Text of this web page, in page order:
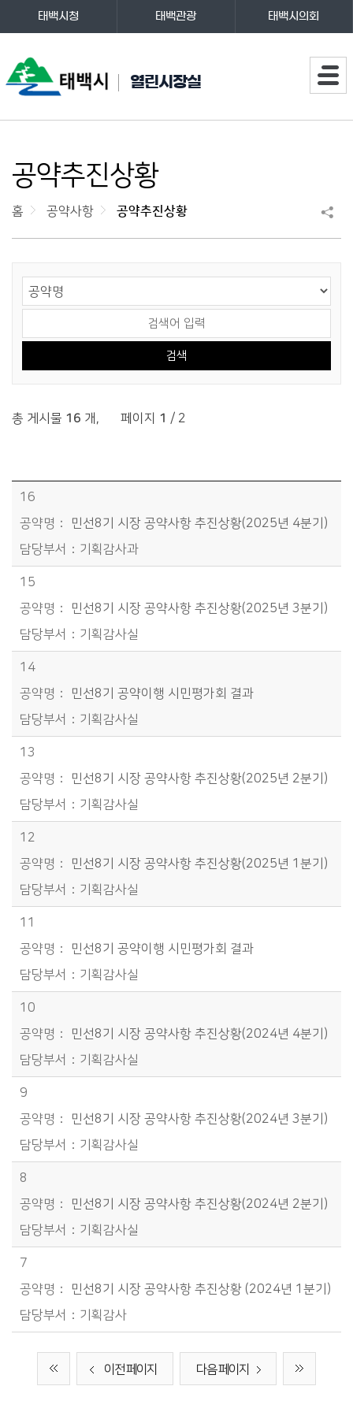
열린시장실
태백시청 태백관광 태백시의회
공약추진상황
홈 공약사항 공약추진상황
총 게시물 16 개 , 페이지 1 / 2
공약사항 > 공약추진상황 목록 - 번호, 공약명, 담당부서정보 제공
16
민선8기 시장 공약사항 추진상황(2025년 4분기)
기획감사과
15
민선8기 시장 공약사항 추진상황(2025년 3분기)
기획감사실
14
민선8기 공약이행 시민평가회 결과
기획감사실
13
민선8기 시장 공약사항 추진상황(2025년 2분기)
기획감사실
12
민선8기 시장 공약사항 추진상황(2025년 1분기)
기획감사실
11
민선8기 공약이행 시민평가회 결과
기획감사실
10
민선8기 시장 공약사항 추진상황(2024년 4분기)
기획감사실
9
민선8기 시장 공약사항 추진상황(2024년 3분기)
기획감사실
8
민선8기 시장 공약사항 추진상황(2024년 2분기)
기획감사실
7
민선8기 시장 공약사항 추진상황 (2024년 1분기)
기획감사
이전 페이지 다음 페이지